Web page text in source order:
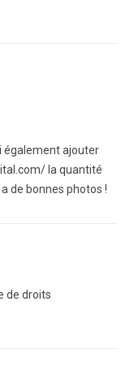
également ajouter
la quantité
de bonnes photos !
de droits